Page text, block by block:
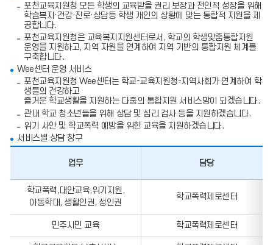
포천교육지원청 모든 학생의 교육받을 권리 보장과 전인적 성장을 위해
학습복지·건강·진로·상담등 학생 개인의 상황에 맞는 통합적 지원을 제
공합니다.
포천교육지원청은 교육복지지원센터로서, 학교의 학생맞춤통합지원
운영을 지원하고, 지역 자원을 연계하여 지역 기반의 통합지원 체계를
구축합니다.
Wee센터 운영 서비스
포천교육지원청 Wee센터는 학교-교육지원청-지역사회가 연계하여 학
생들의 건강하고
즐거운 학교생활을 지원하는 다중의 통합지원 서비스망이 되겠습니다.
관내 학교 청소년들을 위해 상담 및 심리 검사 등을 지원하겠습니다.
위기 사안 및 학교폭력 예방을 위한 교육을 지원하겠습니다.
서비스별 상담 창구
당,
업무 담당
학교폭력,대안교육,위기지원,
아동학대, 생활인권, 성인권
학교폭력제로센터
민주시민 교육 학교폭력제로센터